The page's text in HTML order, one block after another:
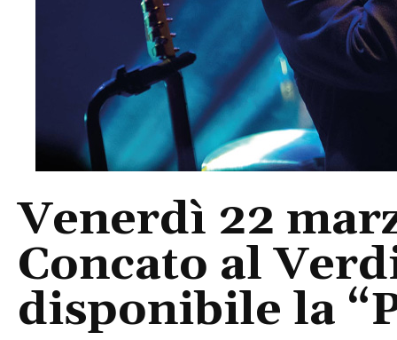
Venerdì 22
Concato al
disponibile la